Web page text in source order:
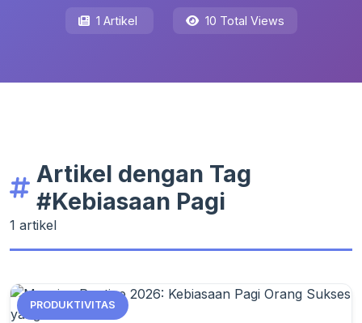
1 Artikel 10 Total Views
Artikel dengan Tag
#Kebiasaan Pagi
1 artikel
PRODUKTIVITAS